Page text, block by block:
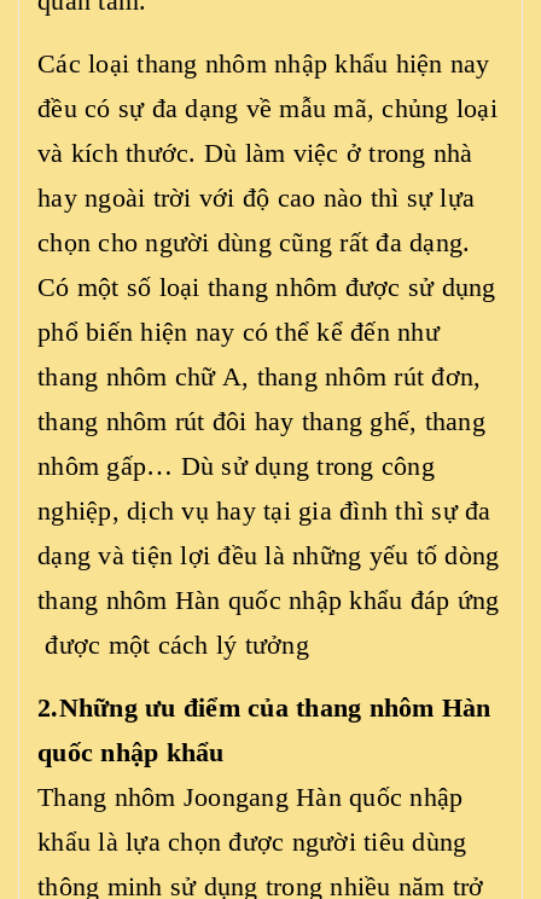
Các loại thang nhôm nhập khẩu hiện nay
đều có sự đa dạng về mẫu mã, chủng loại
và kích thước. Dù làm việc ở trong nhà
hay ngoài trời với độ cao nào thì sự lựa
chọn cho người dùng cũng rất đa dạng.
Có một số loại thang nhôm được sử dụng
phổ biến hiện nay có thể kể đến như
thang nhôm chữ A, thang nhôm rút đơn,
thang nhôm rút đôi hay thang ghế, thang
nhôm gấp… Dù sử dụng trong công
nghiệp, dịch vụ hay tại gia đình thì sự đa
dạng và tiện lợi đều là những yếu tố dòng
thang nhôm Hàn quốc nhập khẩu đáp ứng
được một cách lý tưởng
2.Những ưu điểm của thang nhôm Hàn
quốc nhập khẩu
Thang nhôm Joongang Hàn quốc nhập
khẩu là lựa chọn được người tiêu dùng
thông minh sử dụng trong nhiều năm trở